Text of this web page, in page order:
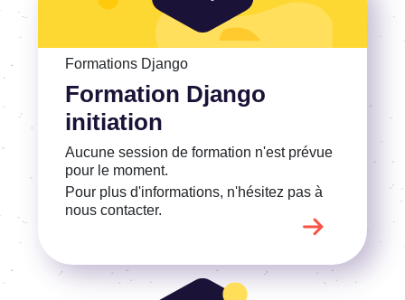
Formations Django
Formation Django
initiation
Aucune session de formation n'est prévue
pour le moment.
Pour plus d'informations, n'hésitez pas à
nous contacter.
Voir la Formation Django initiation